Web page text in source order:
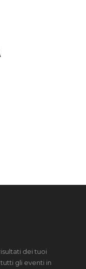
dei tuoi
gli eventi in